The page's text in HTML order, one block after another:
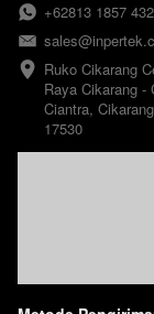
+62813 1857
Ruko Cikarang
Raya Cikarang -
Ciantra,
17530